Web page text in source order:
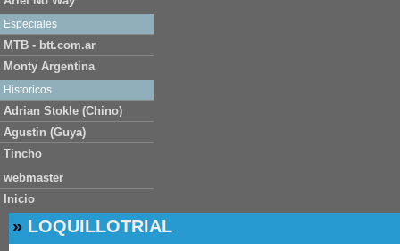
Especiales
MTB - btt.com.ar
Monty Argentina
Historicos
Adrian Stokle (Chino)
Agustin (Guya)
Tincho
webmaster
Inicio
» LOQUILLOTRIAL